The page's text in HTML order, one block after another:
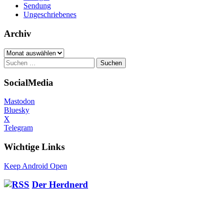
Sendung
Ungeschriebenes
Archiv
Archiv
Suchen
nach:
SocialMedia
Mastodon
Bluesky
X
Telegram
Wichtige Links
Keep Android Open
Der Herdnerd